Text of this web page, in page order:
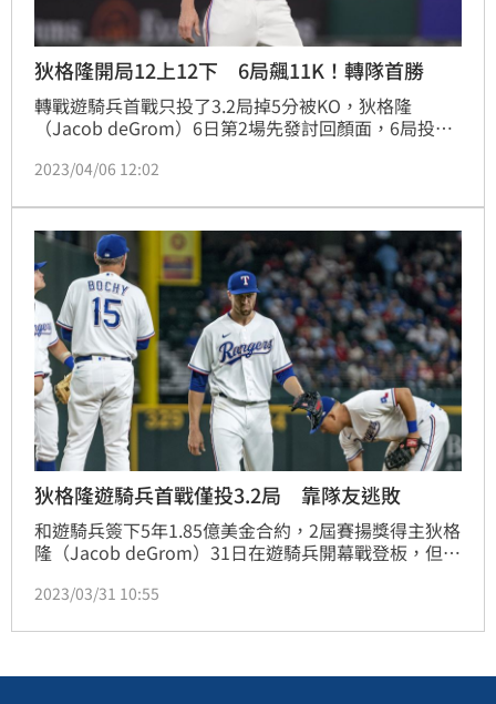
狄格隆開局12上12下 6局飆11K！轉隊首勝
轉戰遊騎兵首戰只投了3.2局掉5分被KO，狄格隆
（Jacob deGrom）6日第2場先發討回顏面，6局投球
球，狄格隆拿下轉隊首勝。
2023/04/06 12:02
狄格隆遊騎兵首戰僅投3.2局 靠隊友逃敗
和遊騎兵簽下5年1.85億美金合約，2屆賽揚獎得主狄格
隆（Jacob deGrom）31日在遊騎兵開幕戰登板，但他
11：7擊敗費城人，狄格隆逃過敗投。（記者劉彥池／
2023/03/31 10:55